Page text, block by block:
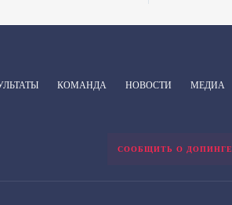
КОМАНДА НОВОСТИ МЕДИА
СООБЩИТЬ О ДОПИНГЕ